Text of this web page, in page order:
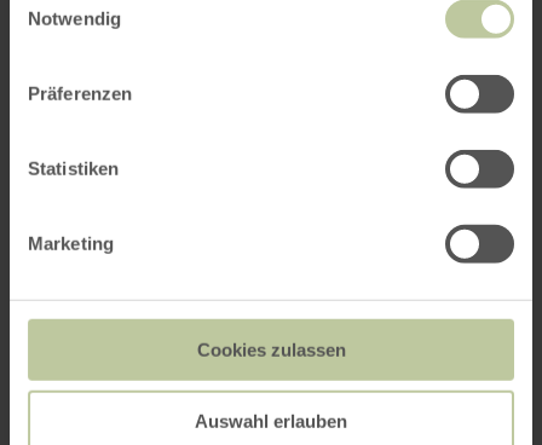
Notwendig
Präferenzen
Statistiken
Marketing
Cookies zulassen
Auswahl erlauben
Das könnte Sie auch